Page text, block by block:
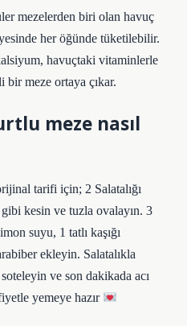
mezelerden biri olan havuç
her öğünde tüketilebilir.
havuçtaki vitaminlerle
bir meze ortaya çıkar.
meze nasıl
tarifi için; 2 Salatalığı
kesin ve tuzla ovalayın. 3
suyu, 1 tatlı kaşığı
ekleyin. Salatalıkla
ve son dakikada acı
yemeye hazır